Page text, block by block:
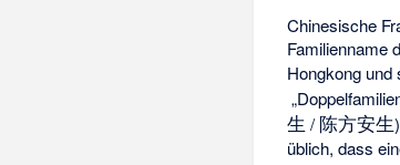
Chinesische
Familienname
Hongkong
生 /陈方安生
üblich, dass